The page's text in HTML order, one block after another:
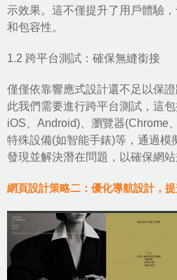
示效果。這不僅提升了用戶體驗
和包容性。
1.2 跨平台測試：確保無縫銜接
僅僅依靠響應式設計還不足以保
此我們需要進行跨平台測試，這
iOS、Android)、瀏覽器(Chrome
特殊設備(如智能手錶)等，通過模
發現並解決潛在問題，以確保網站
網頁設計策略二：優化導航設計，